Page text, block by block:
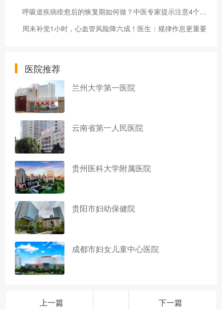
呼吸道疾病痊愈后的恢复期如何做？中医专家提示注意4个方面
周末补觉1小时，心血管风险降六成！医生：规律作息更重要
医院推荐
兰州大学第一医院
云南省第一人民医院
贵州医科大学附属医院
贵阳市妇幼保健院
成都市妇女儿童中心医院
上一篇 下一篇